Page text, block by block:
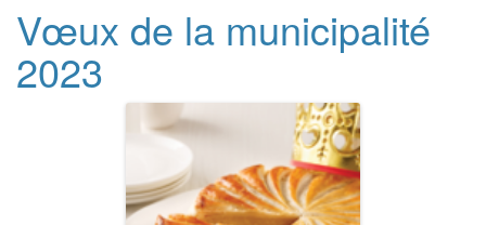
Vœux de la municipalité
2023